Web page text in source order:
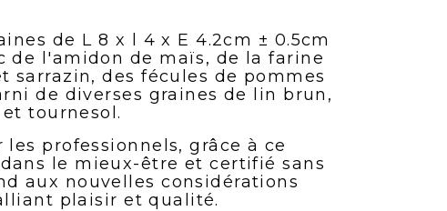
de L 8 x l 4 x E 4.2cm ± 0.5cm
de l'amidon de maïs, de la farine
sarrazin, des fécules de pommes
de diverses graines de lin brun,
tournesol.
professionnels, grâce à ce
le mieux-être et certifié sans
aux nouvelles considérations
plaisir et qualité.